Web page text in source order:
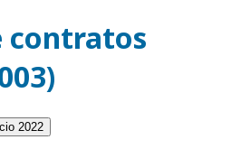
contratos
2022